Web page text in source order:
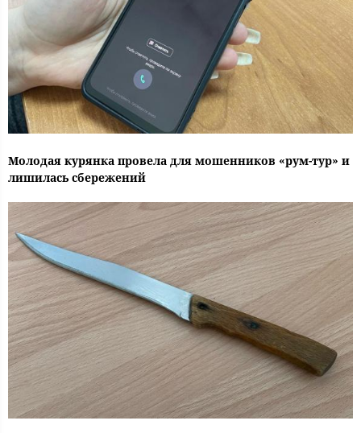
Молодая курянка провела для мошенников «рум-тур» и
лишилась сбережений